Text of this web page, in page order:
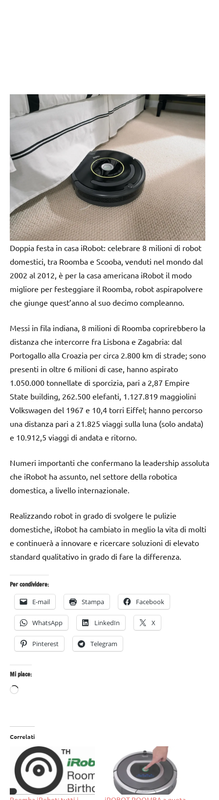
Doppia festa in casa iRobot: celebrare 8 milioni di robot
domestici, tra Roomba e Scooba, venduti nel mondo dal
2002 al 2012, è per la casa americana iRobot il modo
migliore per festeggiare il Roomba, robot aspirapolvere
che giunge quest’anno al suo decimo compleanno.
Messi in fila indiana, 8 milioni di Roomba coprirebbero la
distanza che intercorre fra Lisbona e Zagabria: dal
Portogallo alla Croazia per circa 2.800 km di strade; sono
presenti in oltre 6 milioni di case, hanno aspirato
1.050.000 tonnellate di sporcizia, pari a 2,87 Empire
State building, 262.500 elefanti, 1.127.819 maggiolini
Volkswagen del 1967 e 10,4 torri Eiffel; hanno percorso
una distanza pari a 21.825 viaggi sulla luna (solo andata)
e 10.912,5 viaggi di andata e ritorno.
Numeri importanti che confermano la leadership assoluta
che iRobot ha assunto, nel settore della robotica
domestica, a livello internazionale.
Realizzando robot in grado di svolgere le pulizie
domestiche, iRobot ha cambiato in meglio la vita di molti
e continuerà a innovare e ricercare soluzioni di elevato
standard qualitativo in grado di fare la differenza.
Per condividere:
E-mail Stampa Facebook
WhatsApp LinkedIn X
Pinterest Telegram
Mi piace:
Caricamento
Correlati